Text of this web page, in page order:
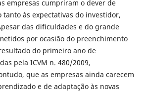
empresas cumpriram o dever de
às expectativas do investidor,
das dificuldades e do grande
por ocasião do preenchimento
do primeiro ano de
pela ICVM n. 480/2009,
que as empresas ainda carecem
e de adaptação às novas